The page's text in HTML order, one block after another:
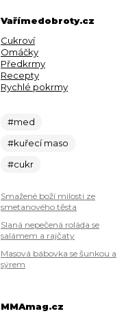
Vařímedobroty.cz
Cukroví
Omáčky
Předkrmy
Recepty
Rychlé pokrmy
#med
#kuřecí maso
#cukr
Smažené boží milosti ze
smetanového těsta
Slaná nepečená roláda se
salámem a rajčaty
Masová bábovka se šunkou a
sýrem
MMAmag.cz